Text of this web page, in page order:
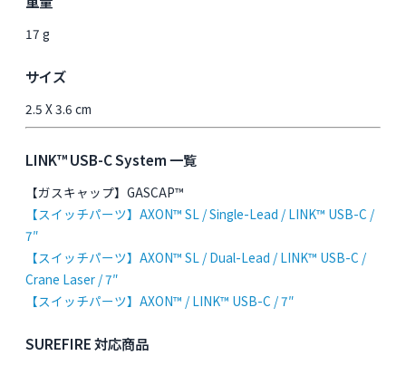
17 g
サイズ
2.5 X 3.6 cm
LINK™ USB-C System 一覧
【ガスキャップ】GASCAP™
【スイッチパーツ】AXON™ SL / Single-Lead / LINK™ USB-C /
7″
【スイッチパーツ】AXON™ SL / Dual-Lead / LINK™ USB-C /
Crane Laser / 7″
【スイッチパーツ】AXON™ / LINK™ USB-C / 7″
SUREFIRE 対応商品